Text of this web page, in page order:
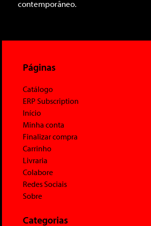
contemporâneo.
Páginas
Catálogo
ERP Subscription
Início
Minha conta
Finalizar compra
Carrinho
Livraria
Colabore
Redes Sociais
Sobre
Categorias